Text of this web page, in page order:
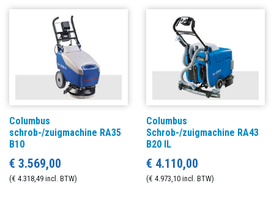
Columbus
schrob-/zuigmachine RA35
B10
€ 3.569,00
(€ 4.318,49 incl. BTW)
Columbus
Schrob-/zuigmachine RA43
B20 IL
€ 4.110,00
(€ 4.973,10 incl. BTW)